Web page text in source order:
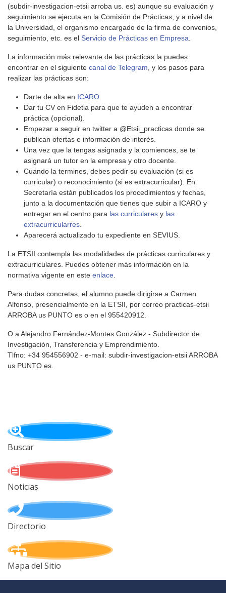
(subdir-investigacion-etsii arroba us. es) aunque su evaluación y
seguimiento se ejecuta en la Comisión de Prácticas; y a nivel de
la Universidad, el organismo encargado de la firma de convenios,
seguimiento, etc. es el Servicio de Prácticas en Empresa
La información más relevante de las prácticas la puedes
encontrar en el siguiente canal de Telegram , y los pasos para
realizar las prácticas son:
Darte de alta en ICARO
Dar tu CV en Fidetia para que te ayuden a encontrar
práctica (opcional).
Empezar a seguir en twitter a @Etsii_practicas donde se
publican ofertas e información de interés.
Una vez que la tengas asignada y la comiences, se te
asignará un tutor en la empresa y otro docente.
Cuando la termines, debes pedir su evaluación (si es
curricular) o reconocimiento (si es extracurricular). En
Secretaría están publicados los procedimientos y fechas,
junto a la documentación que tienes que subir a ICARO y
entregar en el centro para las curriculares y las
extracurricularres
Aparecerá actualizado tu expediente en SEVIUS.
La ETSII contempla las modalidades de prácticas curriculares y
extracurriculares. Puedes obtener más información en la
normativa vigente en este enlace
Para dudas concretas, el alumno puede dirigirse a Carmen
Alfonso, presencialmente en la ETSII, por correo practicas-etsii
ARROBA us PUNTO es o en el 955420912.
O a Alejandro Fernández-Montes González - Subdirector de
Investigación, Transferencia y Emprendimiento.
Tlfno: +34 954556902 - e-mail: subdir-investigacion-etsii ARROBA
us PUNTO es.
Buscar
Noticias
Directorio
Mapa del Sitio